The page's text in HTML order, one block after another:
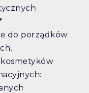
do porządków